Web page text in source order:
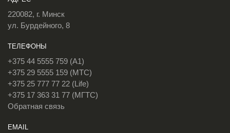
220082, г. Минск
ул. Бурдейного, 8
ТЕЛЕФОНЫ
+375 44 5555 759 (A1)
+375 29 5555 159 (МТС)
+375 25 777 77 22 (Life)
+375 17 363 31 77 (МГТС)
Обратная связь
EMAIL